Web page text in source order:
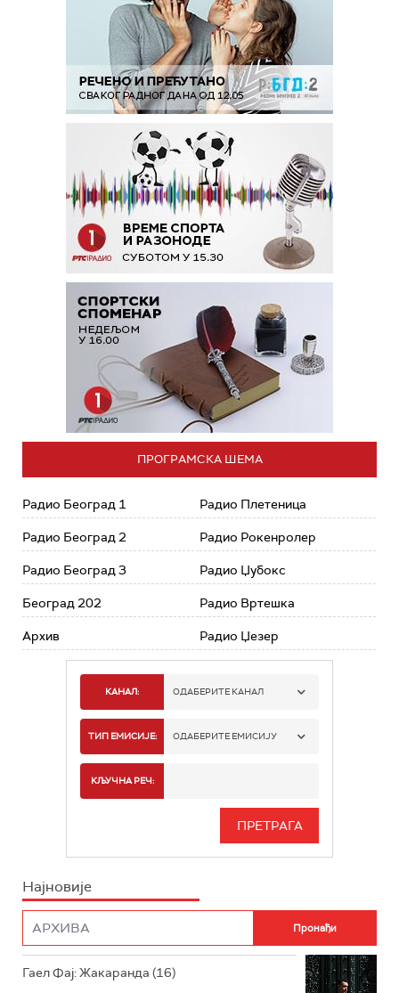
ПРОГРАМСКА ШЕМА
Радио Београд 1
Радио Београд 2
Радио Београд 3
Београд 202
Архив
Радио Плетеница
Радио Рокенролер
Радио Џубокс
Радио Вртешка
Радио Џезер
КАНАЛ: ОДАБЕРИТЕ КАНАЛ
РАДИО БЕОГРАД 1
РАДИО БЕОГРАД 3
РАДИО РОКЕНРОЛЕР
ТИП ЕМИСИЈЕ: ОДАБЕРИТЕ ЕМИСИЈУ
ИНФО
КЉУЧНА РЕЧ:
Најновије
Гаел Фај: Жакаранда (16)